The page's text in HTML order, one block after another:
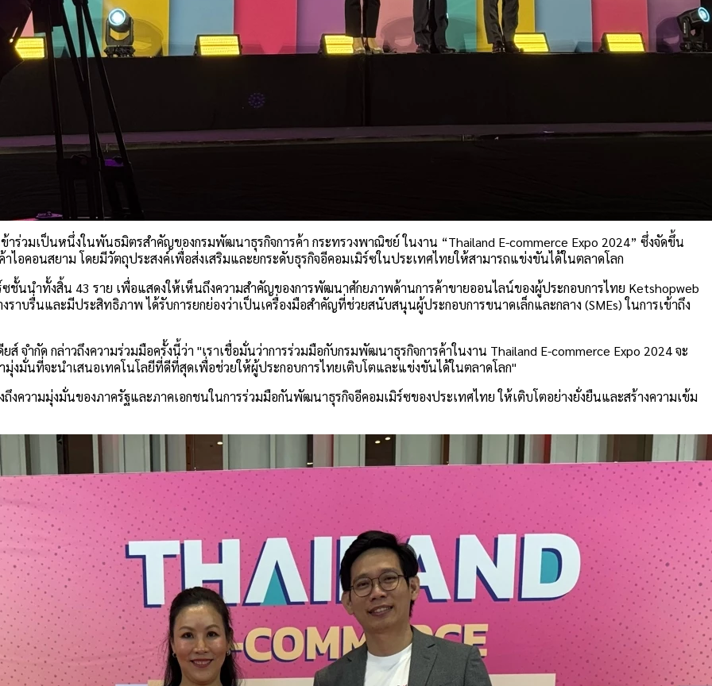
วมเป็นหนึ่งในพันธมิตรสำคัญของกรมพัฒนาธุรกิจการค้า กระทรวงพาณิชย์ ในงาน “Thailand E-commerce Expo 2024” ซึ่งจัดขึ้น
อคอนสยาม โดยมีวัตถุประสงค์เพื่อส่งเสริมและยกระดับธุรกิจอีคอมเมิร์ซในประเทศไทยให้สามารถแข่งขันได้ในตลาดโลก
นำทั้งสิ้น 43 ราย เพื่อแสดงให้เห็นถึงความสำคัญของการพัฒนาศักยภาพด้านการค้าขายออนไลน์ของผู้ประกอบการไทย Ketshopweb
บรื่นและมีประสิทธิภาพ ได้รับการยกย่องว่าเป็นเครื่องมือสำคัญที่ช่วยสนับสนุนผู้ประกอบการขนาดเล็กและกลาง (SMEs) ในการเข้าถึง
ำกัด กล่าวถึงความร่วมมือครั้งนี้ว่า "เราเชื่อมั่นว่าการร่วมมือกับกรมพัฒนาธุรกิจการค้าในงาน Thailand E-commerce Expo 2024 จะ
งมั่นที่จะนำเสนอเทคโนโลยีที่ดีที่สุดเพื่อช่วยให้ผู้ประกอบการไทยเติบโตและแข่งขันได้ในตลาดโลก"
ความมุ่งมั่นของภาครัฐและภาคเอกชนในการร่วมมือกันพัฒนาธุรกิจอีคอมเมิร์ซของประเทศไทย ให้เติบโตอย่างยั่งยืนและสร้างความเข้ม